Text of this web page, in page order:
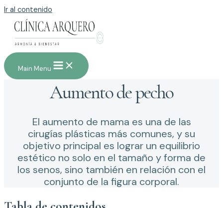
Ir al contenido
Main Menu
Aumento de pecho
El aumento de mama es una de las
cirugías plásticas más comunes, y su
objetivo principal es lograr un equilibrio
estético no solo en el tamaño y forma de
los senos, sino también en relación con el
conjunto de la figura corporal.